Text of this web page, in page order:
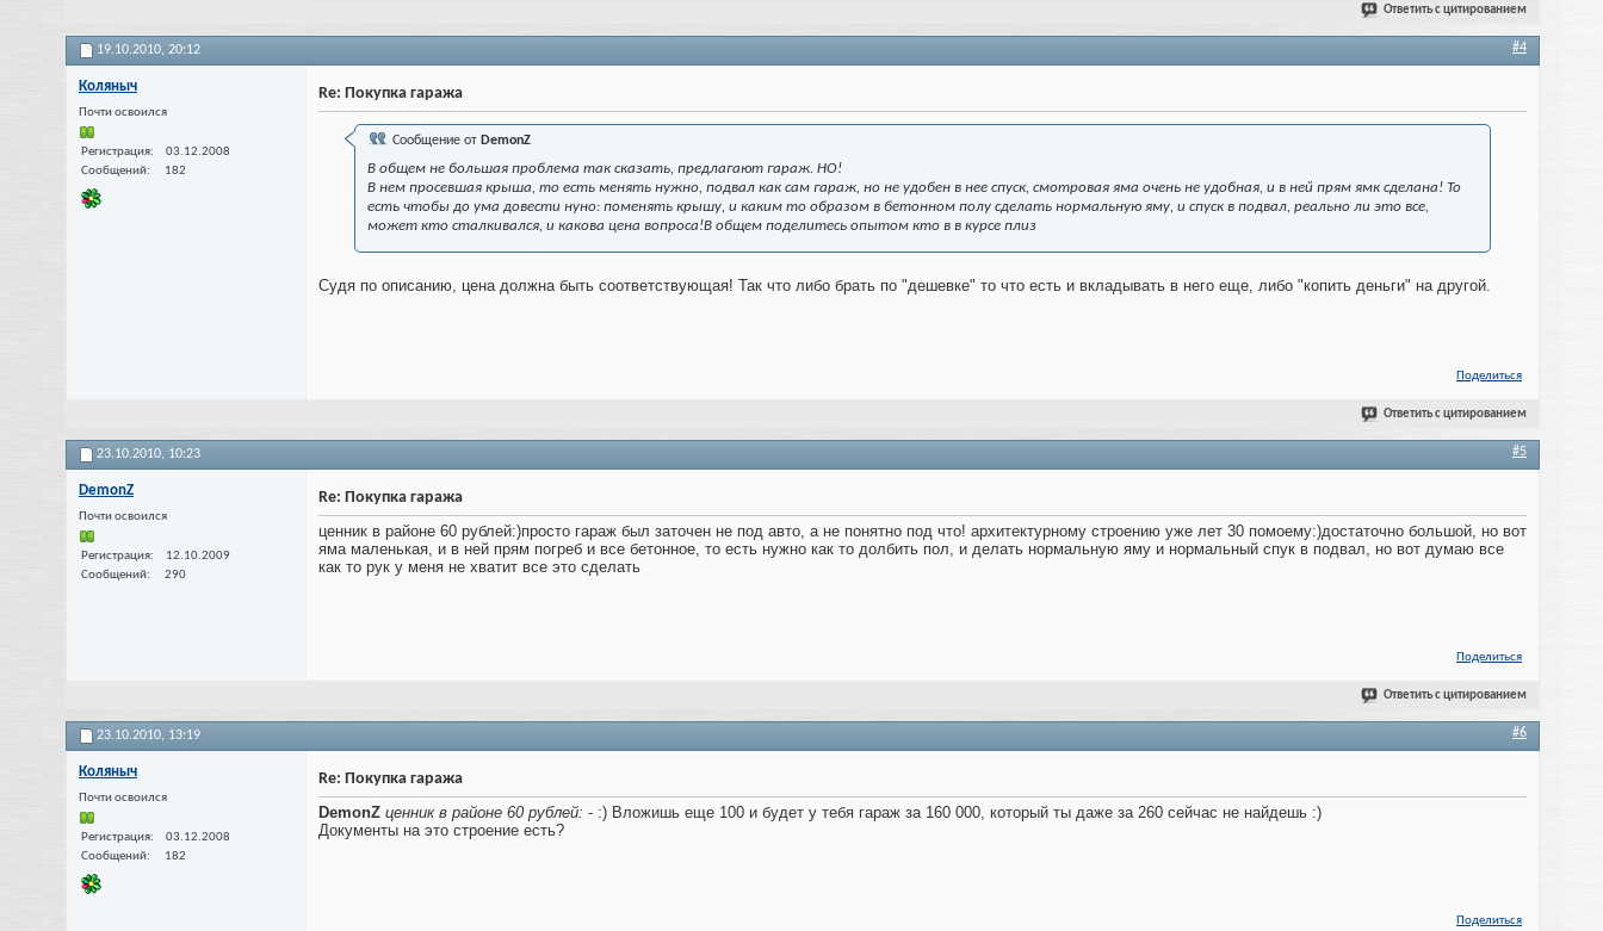
Ответить с цитированием
19.10.2010, 20:12 #4
Коляныч
Почти освоился
Регистрация
03.12.2008
Сообщений
182
Re: Покупка гаража
Сообщение от DemonZ
В общем не большая проблема так сказать, предлагают гараж. НО!
В нем просевшая крыша, то есть менять нужно, подвал как сам гараж, но не удобен в нее спуск, смотровая яма очень не удобная, и в ней прям ямк сделана! То
есть чтобы до ума довести нуно: поменять крышу, и каким то образом в бетонном полу сделать нормальную яму, и спуск в подвал, реально ли это все,
может кто сталкивался, и какова цена вопроса!В общем поделитесь опытом кто в в курсе плиз
Судя по описанию, цена должна быть соответствующая! Так что либо брать по "дешевке" то что есть и вкладывать в него еще, либо "копить деньги" на другой.
Поделиться
Ответить с цитированием
23.10.2010, 10:23 #5
DemonZ
Почти освоился
Регистрация
12.10.2009
Сообщений
290
Re: Покупка гаража
ценник в районе 60 рублей:)просто гараж был заточен не под авто, а не понятно под что! архитектурному строению уже лет 30 помоему:)достаточно большой, но вот
яма маленькая, и в ней прям погреб и все бетонное, то есть нужно как то долбить пол, и делать нормальную яму и нормальный спук в подвал, но вот думаю все
как то рук у меня не хватит все это сделать
Поделиться
Ответить с цитированием
23.10.2010, 13:19 #6
Коляныч
Почти освоился
Регистрация
03.12.2008
Сообщений
182
Re: Покупка гаража
DemonZ ценник в районе 60 рублей: - :) Вложишь еще 100 и будет у тебя гараж за 160 000, который ты даже за 260 сейчас не найдешь :)
Документы на это строение есть?
Поделиться